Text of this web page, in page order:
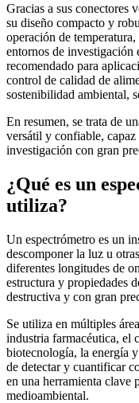
Gracias a sus
su diseño compacto y
operación de
entornos de investigación
recomendado para
control de calidad de
sostenibilidad ambiental,
En resumen, se trata de
versátil y confiable,
investigación con gran
¿Qué es un
utiliza?
Un espectrómetro es un
descomponer la luz u
diferentes longitudes de
estructura y propiedades
destructiva y con gran
Se utiliza en múltiples
industria farmacéutica, el
biotecnología, la energía
de detectar y cuantificar
en una herramienta clave
medioambiental.